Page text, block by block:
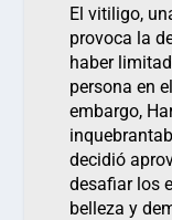
El vitiligo,
provoca la
haber
persona en
embargo,
decidió
desafiar los
belleza y